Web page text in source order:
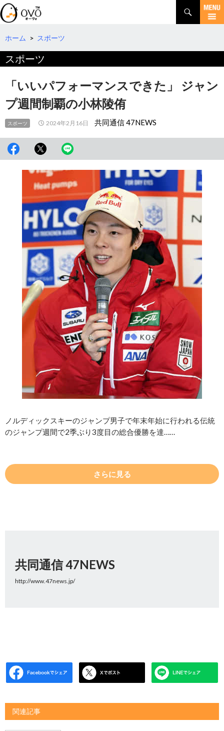
検
索
コ
テ
へ
ホーム > スポーツ
スポーツ
「いいパフォーマンスできた」 ジャン
プ週間制覇の小林陵侑
スポーツ 2024年2月16日 共同通信 47NEWS
ノルディックスキーのジャンプ男子で年末年始に行われる伝統
のジャンプ週間で2季ぶり3度目の総合優勝を達……
さらに見る
共同通信 47NEWS
http://www.47news.jp/
関連記事